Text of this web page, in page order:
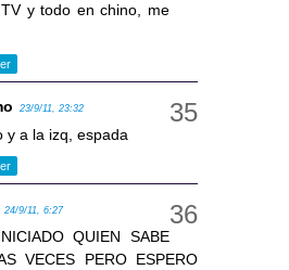
y todo en chino, me
23/9/11, 23:32
y a la izq, espada
24/9/11, 6:27
QUIEN SABE
VECES PERO ESPERO